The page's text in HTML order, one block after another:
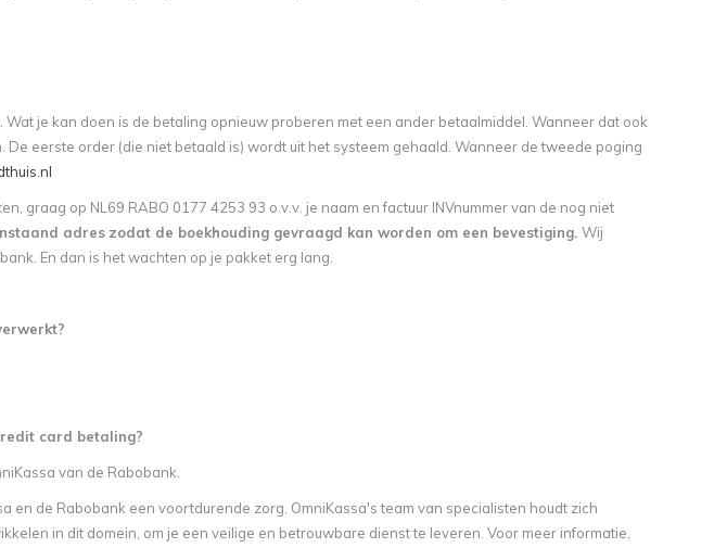
Wat je kan doen is de betaling opnieuw proberen met een ander betaalmiddel. Wanneer dat ook
De eerste order (die niet betaald is) wordt uit het systeem gehaald. Wanneer de tweede poging
graag op NL69 RABO 0177 4253 93 o.v.v. je naam en factuur INVnummer van de nog niet
adres zodat de boekhouding gevraagd kan worden om een bevestiging. Wij
En dan is het wachten op je pakket erg lang.
card betaling?
van de Rabobank.
en de Rabobank een voortdurende zorg. OmniKassa's team van specialisten houdt zich
in dit domein, om je een veilige en betrouwbare dienst te leveren. Voor meer informatie,